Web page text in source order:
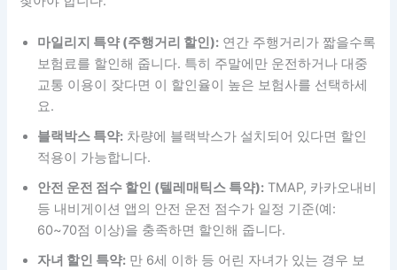
마일리지 특약 (주행거리 할인): 연간 주행거리가 짧을수록
보험료를 할인해 줍니다. 특히 주말에만 운전하거나 대중
교통 이용이 잦다면 이 할인율이 높은 보험사를 선택하세
요.
블랙박스 특약: 차량에 블랙박스가 설치되어 있다면 할인
적용이 가능합니다.
안전 운전 점수 할인 (텔레매틱스 특약): TMAP, 카카오내비
등 내비게이션 앱의 안전 운전 점수가 일정 기준(예:
60~70점 이상)을 충족하면 할인해 줍니다.
자녀 할인 특약: 만 6세 이하 등 어린 자녀가 있는 경우 보